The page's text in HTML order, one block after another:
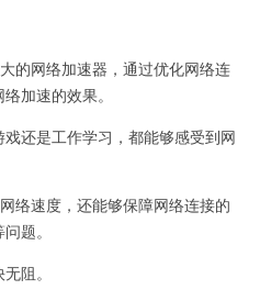
网络加速器，通过优化网络连
加速的效果。
还是工作学习，都能够感受到网
速度，还能够保障网络连接的
题。
阻。